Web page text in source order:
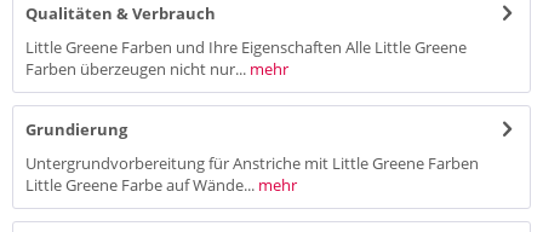
Qualitäten & Verbrauch
Little Greene Farben und Ihre Eigenschaften Alle Little Greene
Farben überzeugen nicht nur... mehr
Grundierung
Untergrundvorbereitung für Anstriche mit Little Greene Farben
Little Greene Farbe auf Wände... mehr